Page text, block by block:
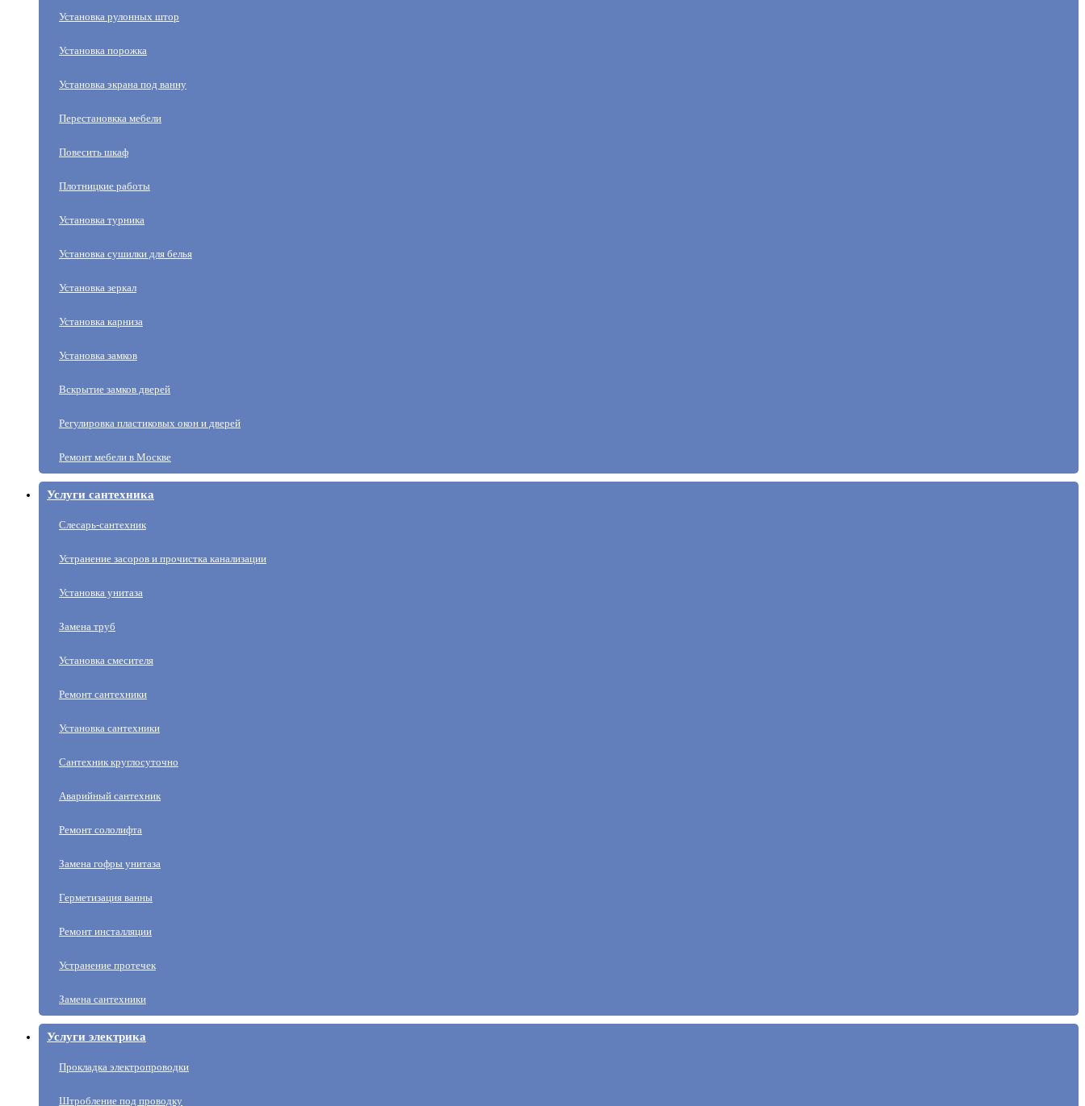
Установка рулонных штор
Установка порожка
Установка экрана под ванну
Перестановкка мебели
Повесить шкаф
Плотницкие работы
Установка турника
Установка сушилки для белья
Установка зеркал
Установка карниза
Установка замков
Вскрытие замков дверей
Регулировка пластиковых окон и дверей
Ремонт мебели в Москве
Услуги сантехника
Слесарь-сантехник
Устранение засоров и прочистка канализации
Установка унитаза
Замена труб
Установка смесителя
Ремонт сантехники
Установка сантехники
Сантехник круглосуточно
Аварийный сантехник
Ремонт сололифта
Замена гофры унитаза
Герметизация ванны
Ремонт инсталляции
Устранение протечек
Замена сантехники
Услуги электрика
Прокладка электропроводки
Штробление под проводку